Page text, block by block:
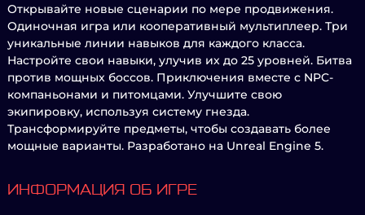
Открывайте новые сценарии по мере продвижения.
Одиночная игра или кооперативный мультиплеер. Три
уникальные линии навыков для каждого класса.
Настройте свои навыки, улучив их до 25 уровней. Битва
против мощных боссов. Приключения вместе с NPC-
компаньонами и питомцами. Улучшите свою
экипировку, используя систему гнезда.
Трансформируйте предметы, чтобы создавать более
мощные варианты. Разработано на Unreal Engine 5.
ИНФОРМАЦИЯ ОБ ИГРЕ